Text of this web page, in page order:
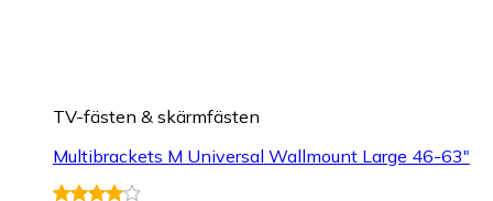
TV-fästen & skärmfästen
Multibrackets M Universal Wallmount Large 46-63"